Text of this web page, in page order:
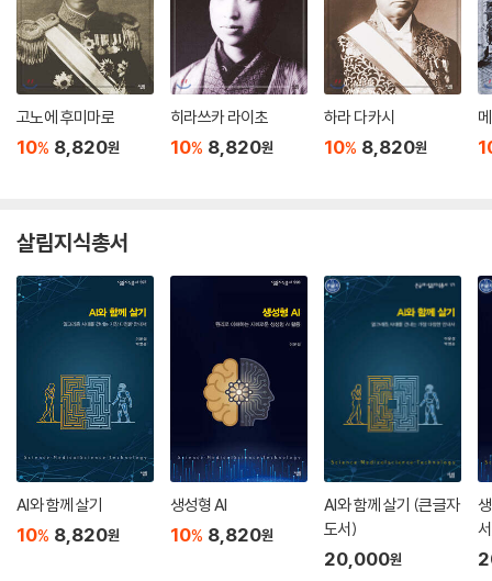
고노에 후미마로
10% 8,820원
히라쓰카 라이초
10% 8,820원
하라 다카시
10% 8,820원
살림지식총서
AI와 함께 살기
10% 8,820원
생성형 AI
10% 8,820원
AI와 함께 살기 (큰글자
도서)
20,000원